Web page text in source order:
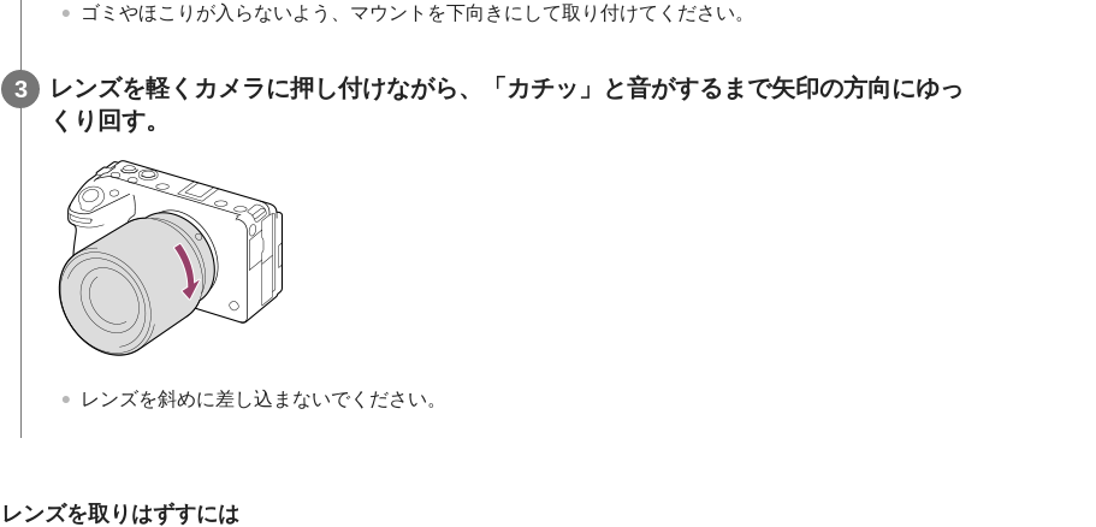
ゴミやほこりが入らないよう、マウントを下向きにして取り付けてください。
レンズを軽くカメラに押し付けながら、「カチッ」と音がするまで矢印の方向にゆっ
くり回す。
レンズを斜めに差し込まないでください。
レンズを取りはずすには